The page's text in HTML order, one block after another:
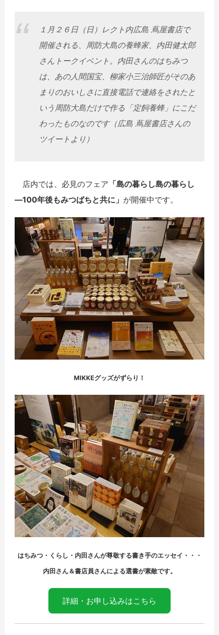
１月２６日（日）レクト内広島 蔦屋書店で
開催される、周防大島の養蜂家、内田健太郎
さんトークイベント。内田さんのはちみつ
は、あの人間国宝、柳家小三治師匠がそのあ
まりのおいしさに直接電話で連絡をされたと
いう周防大島だけで作る「定飼養蜂」にこだ
わったものなのです（広島 蔦屋書店さんの
ツイートより）
店内では、必見のフェア 「島の暮らし島の暮らし
―100年後もみつばちと共に」 が開催中です。
MIKKEグッズがずらり！
はちみつ・くらし・内田さんが尊敬する書き手のエッセイ・・・
内田さん＆書店員さんによる選書が素敵です。
詳細・お申し込みはこちら